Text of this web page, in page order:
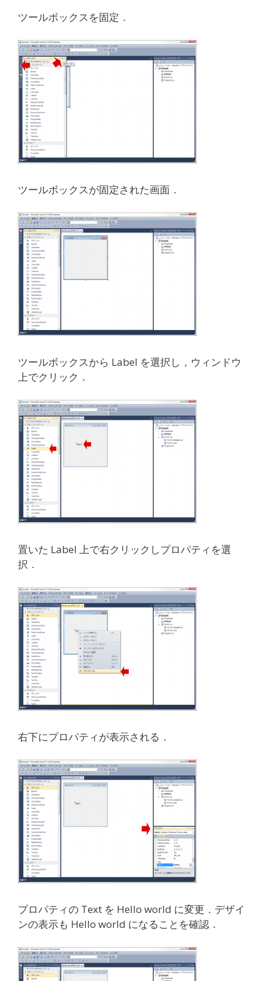
ツールボックスを固定．
ツールボックスが固定された画面．
ツールボックスから Label を選択し，ウィンドウ
上でクリック．
置いた Label 上で右クリックしプロパティを選
択．
右下にプロパティが表示される．
プロパティの Text を Hello world に変更．デザイ
ンの表示も Hello world になることを確認．